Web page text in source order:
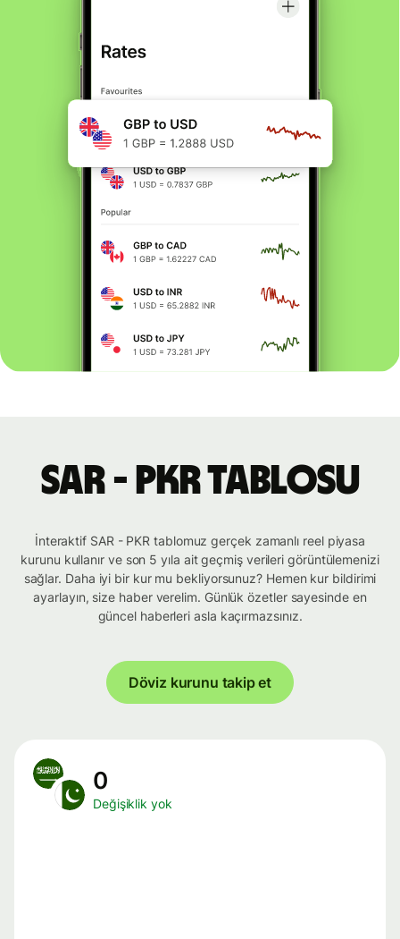
SAR - PKR tablosu
İnteraktif SAR - PKR tablomuz gerçek zamanlı reel piyasa
kurunu kullanır ve son 5 yıla ait geçmiş verileri görüntülemenizi
sağlar. Daha iyi bir kur mu bekliyorsunuz? Hemen kur bildirimi
ayarlayın, size haber verelim. Günlük özetler sayesinde en
güncel haberleri asla kaçırmazsınız.
Döviz kurunu takip et
0
Değişiklik yok